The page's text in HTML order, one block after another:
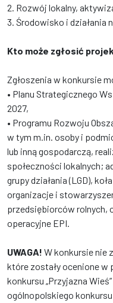
2. Rozwój lokalny,
3. Środowisko i działania
Kto może zgłosić
Zgłoszenia w konkursie
• Planu Strategicznego
2027,
• Programu Rozwoju
w tym m.in. osoby i
lub inną gospodarczą,
społeczności lokalnych;
grupy działania (LGD),
organizacje i
przedsiębiorców rolnych,
operacyjne EPI.
UWAGA! W konkursie nie
które zostały ocenione w
konkursu „Przyjazna
ogólnopolskiego